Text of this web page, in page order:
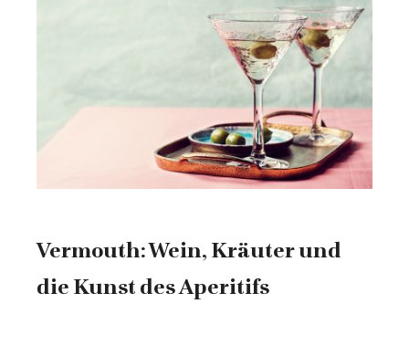
Vermouth: Wein, Kräuter und
die Kunst des Aperitifs